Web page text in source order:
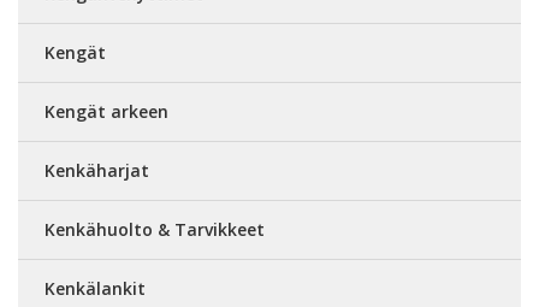
Kengät
Kengät arkeen
Kenkäharjat
Kenkähuolto & Tarvikkeet
Kenkälankit